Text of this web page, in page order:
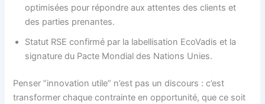
optimisées pour répondre aux attentes des clients et
des parties prenantes.
Statut RSE confirmé par la labellisation EcoVadis et la
signature du Pacte Mondial des Nations Unies.
Penser “innovation utile” n’est pas un discours : c’est
transformer chaque contrainte en opportunité, que ce soit